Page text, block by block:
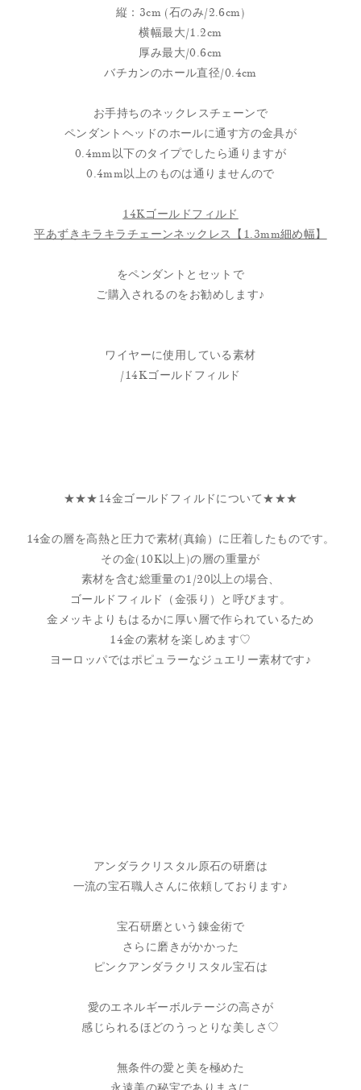
縦：3cm (石のみ/2.6cm)
横幅最大/1.2cm
厚み最大/0.6cm
バチカンのホール直径/0.4cm
お手持ちのネックレスチェーンで
ペンダントヘッドのホールに通す方の金具が
0.4mm以下のタイプでしたら通りますが
0.4mm以上のものは通りませんので
14Kゴールドフィルド
平あずきキラキラチェーンネックレス【1.3mm細め幅】
をペンダントとセットで
ご購入されるのをお勧めします♪
ワイヤーに使用している素材
/14Kゴールドフィルド
★★★14金ゴールドフィルドについて★★★
14金の層を高熱と圧力で素材(真鍮）に圧着したものです。
その金(10K以上)の層の重量が
素材を含む総重量の1/20以上の場合、
ゴールドフィルド（金張り）と呼びます。
金メッキよりもはるかに厚い層で作られているため
14金の素材を楽しめます♡
ヨーロッパではポピュラーなジュエリー素材です♪
アンダラクリスタル原石の研磨は
一流の宝石職人さんに依頼しております♪
宝石研磨という錬金術で
さらに磨きがかかった
ピンクアンダラクリスタル宝石は
愛のエネルギーボルテージの高さが
感じられるほどのうっとりな美しさ♡
無条件の愛と美を極めた